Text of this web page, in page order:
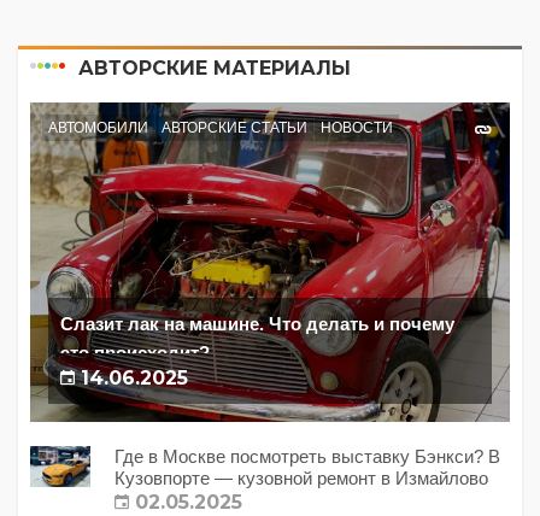
АВТОРСКИЕ МАТЕРИАЛЫ
АВТОМОБИЛИ АВТОРСКИЕ СТАТЬИ НОВОСТИ
Слазит лак на машине. Что делать и почему
это происходит?
14.06.2025
Где в Москве посмотреть выставку Бэнкси? В
Кузовпорте — кузовной ремонт в Измайлово
02.05.2025